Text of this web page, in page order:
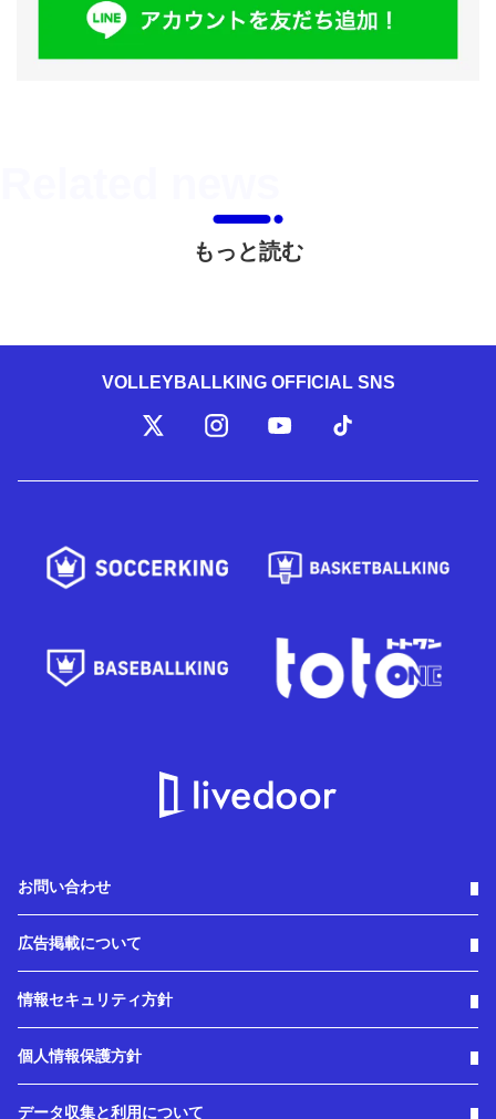
もっと読む
VOLLEYBALLKING OFFICIAL SNS
お問い合わせ
広告掲載について
情報セキュリティ方針
個人情報保護方針
データ収集と利用について